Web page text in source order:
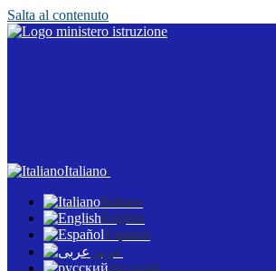
Salta al contenuto
Italiano
Italiano
English
Español
عربى
русский